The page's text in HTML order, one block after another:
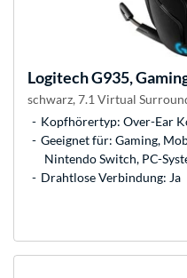
LogitechG935,
schwarz, 7.1 Virtual
Kopfhörertyp: Over-Ear
Geeignet für: Gaming,
Nintendo Switch, PC-
Drahtlose Verbindung: Ja